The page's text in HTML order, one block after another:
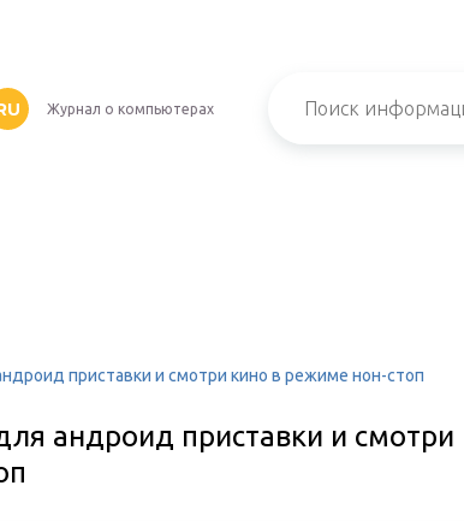
Журнал о компьютерах
приставки и смотри кино в режиме нон-стоп
андроид приставки и смотри